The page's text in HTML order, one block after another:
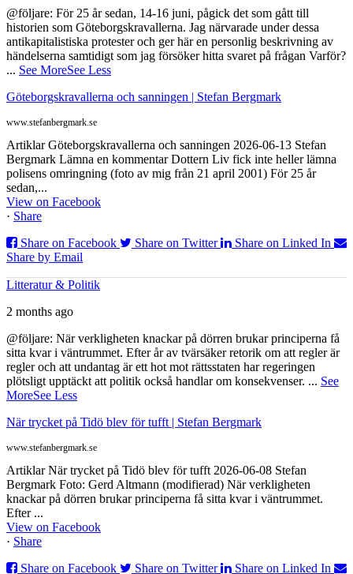
@följare: För 25 år sedan, 14-16 juni, pågick det som gått till
historien som Göteborgskravallerna. Jag närvarade under dessa
antikapitalistiska protester och ger här en personlig beskrivning av
händelserna samtidigt som jag försöker hitta svaret på frågan Varför?
... See MoreSee Less
Göteborgskravallerna och sanningen | Stefan Bergmark
www.stefanbergmark.se
Artiklar Göteborgskravallerna och sanningen 2026-06-13 Stefan
Bergmark Lämna en kommentar Dottern Liv fick inte heller lämna
polisens omringning (foto av mig från 21 april 2001) För 25 år
sedan,...
View on Facebook
· Share
Share on Facebook
Share on Twitter
Share on Linked In
Share by Email
Litteratur & Politik
2 months ago
@följare: När verkligheten knackar på dörren brukar principerna få
sitta kvar i väntrummet. Efter år av tvärsäker retorik om att regler är
regler och att undantag är ett hot mot rättsstaten har regeringen
plötsligt upptäckt att politik också handlar om konsekvenser. ... See
MoreSee Less
När trycket på Tidö blev för tufft | Stefan Bergmark
www.stefanbergmark.se
Artiklar När trycket på Tidö blev för tufft 2026-06-08 Stefan
Bergmark Foto: Gerd Altmann (modifierad) När verkligheten
knackar på dörren brukar principerna få sitta kvar i väntrummet.
Efter ...
View on Facebook
· Share
Share on Facebook
Share on Twitter
Share on Linked In